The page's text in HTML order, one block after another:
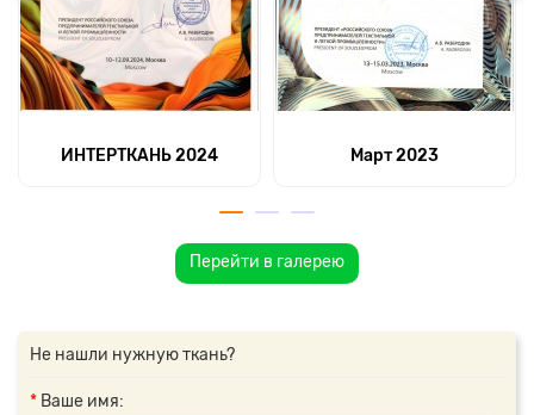
ИНТЕРТКАНЬ 2024 Март 2023
Перейти в галерею
Не нашли нужную ткань?
Ваше имя: